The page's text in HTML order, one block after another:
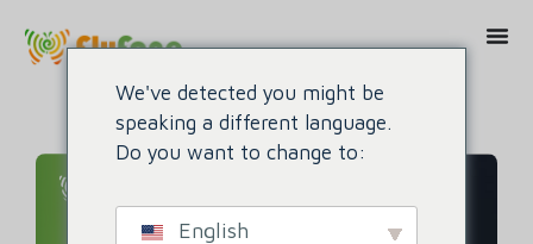
We've detected you might be
speaking a different language.
Do you want to change to:
English